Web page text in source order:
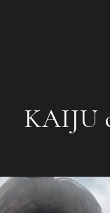
KAIJU